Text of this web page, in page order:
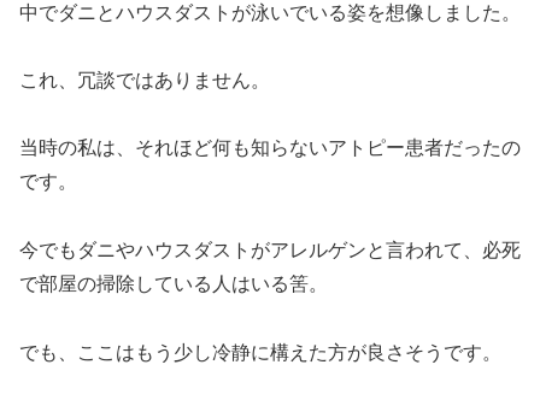
中でダニとハウスダストが泳いでいる姿を想像しました。
これ、冗談ではありません。
当時の私は、それほど何も知らないアトピー患者だったの
です。
今でもダニやハウスダストがアレルゲンと言われて、必死
で部屋の掃除している人はいる筈。
でも、ここはもう少し冷静に構えた方が良さそうです。